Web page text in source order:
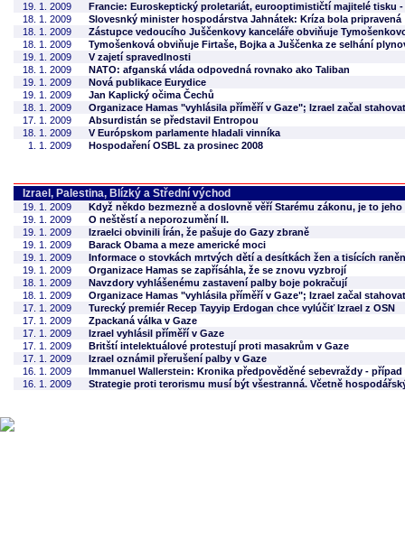
19. 1. 2009
Francie: Euroskeptický proletariát, eurooptimističtí majitelé tisku -
18. 1. 2009
Slovesnký minister hospodárstva Jahnátek: Kríza bola pripravená
18. 1. 2009
Zástupce vedoucího Juščenkovy kanceláře obviňuje
18. 1. 2009
Tymošenková obviňuje Firtaše, Bojka a Juščenka ze selhání
19. 1. 2009
V zajetí spravedlnosti
18. 1. 2009
NATO: afganská vláda odpovedná rovnako ako Taliban
19. 1. 2009
Nová publikace Eurydice
19. 1. 2009
Jan Kaplický očima Čechů
18. 1. 2009
Organizace Hamas "vyhlásila příměří v Gaze"; Izrael začal
17. 1. 2009
Absurdistán se představil Entropou
18. 1. 2009
V Európskom parlamente hladali vinníka
1. 1. 2009
Hospodaření OSBL za prosinec 2008
Izrael, Palestina, Blízký a Střední východ
19. 1. 2009
Když někdo bezmezně a doslovně věří Starému zákonu, je to
19. 1. 2009
O neštěstí a neporozumění II.
19. 1. 2009
Izraelci obvinili Írán, že pašuje do Gazy zbraně
19. 1. 2009
Barack Obama a meze americké moci
19. 1. 2009
Informace o stovkách mrtvých dětí a desítkách žen a tisících
19. 1. 2009
Organizace Hamas se zapřísáhla, že se znovu vyzbrojí
18. 1. 2009
Navzdory vyhlášenému zastavení palby boje pokračují
18. 1. 2009
Organizace Hamas "vyhlásila příměří v Gaze"; Izrael začal
17. 1. 2009
Turecký premiér Recep Tayyip Erdogan chce vylúčiť Izrael z OSN
17. 1. 2009
Zpackaná válka v Gaze
17. 1. 2009
Izrael vyhlásil příměří v Gaze
17. 1. 2009
Britští intelektuálové protestují proti masakrům v Gaze
17. 1. 2009
Izrael oznámil přerušení palby v Gaze
16. 1. 2009
Immanuel Wallerstein: Kronika předpověděné sebevraždy - případ
16. 1. 2009
Strategie proti terorismu musí být všestranná. Včetně